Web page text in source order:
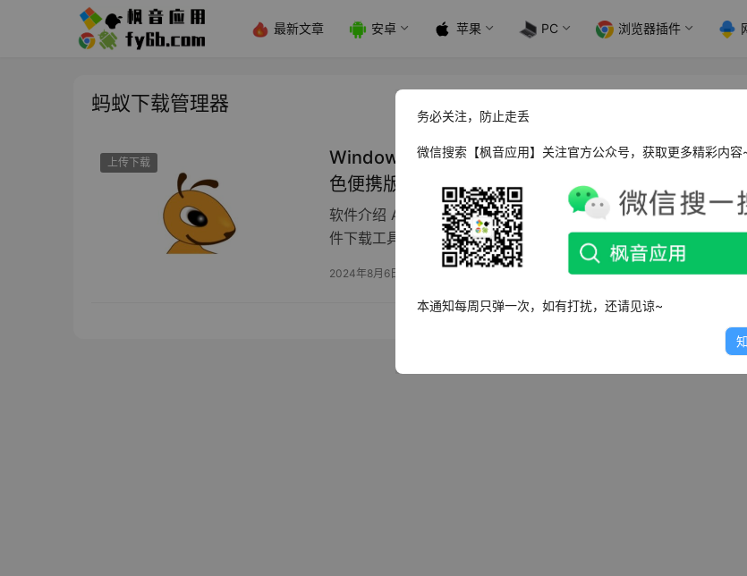
最新文章 安卓 苹果 PC 浏览器插件
蚂蚁下载管理器
上传下载
Windows Ant Download Manager 蚂蚁下载管理器
色便携版
软件介绍 Ant Download Manager 蚂蚁下载管理器是一款简单易
件下载工具，…
2024年8月6日 2.9K
务必关注，防止走丢
微信搜索【枫音应用】关注官方公众号，获取更多精彩内容
本通知每周只弹一次，如有打扰，还请见谅~